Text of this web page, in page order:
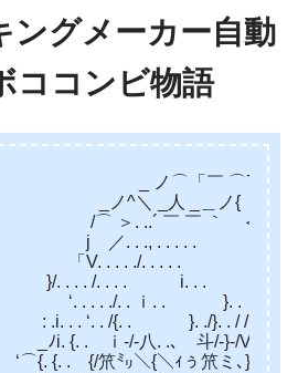
ングメーカー自動
ココンビ物語
￣ ⌒7^＼
人 _＿ノ{
￣ ￣ ｀ ＜ /⌒
. . . . . 丶
. ./. . . . . ＼
. . . i. . . ’， ’
. . ｉ. . }. . ’ }
/{. . }. ./}. . / / Ⅵ
八. .､ 斗/-}-/V. .
㍉＼{＼ｨぅ笊ミ､}. .